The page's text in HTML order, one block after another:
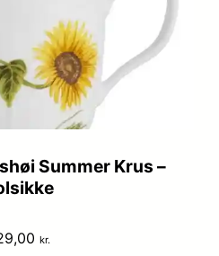
Summer Krus –
kr.